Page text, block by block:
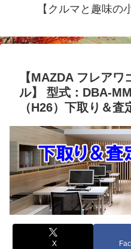
【クルマと趣味の
【MAZDA フレア
ル】 型式：DBA-
（H26）下取り＆査
X